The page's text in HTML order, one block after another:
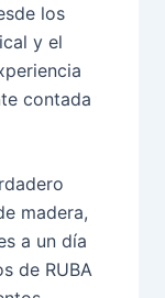
los
y el
contada
madera,
a un día
de RUBA